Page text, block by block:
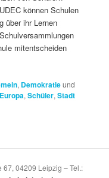
können Schulen
über ihr Lernen
mitentscheiden
, Demokratieund
Europa,Schüler,Stadt
67, 04209 Leipzig – Tel.: